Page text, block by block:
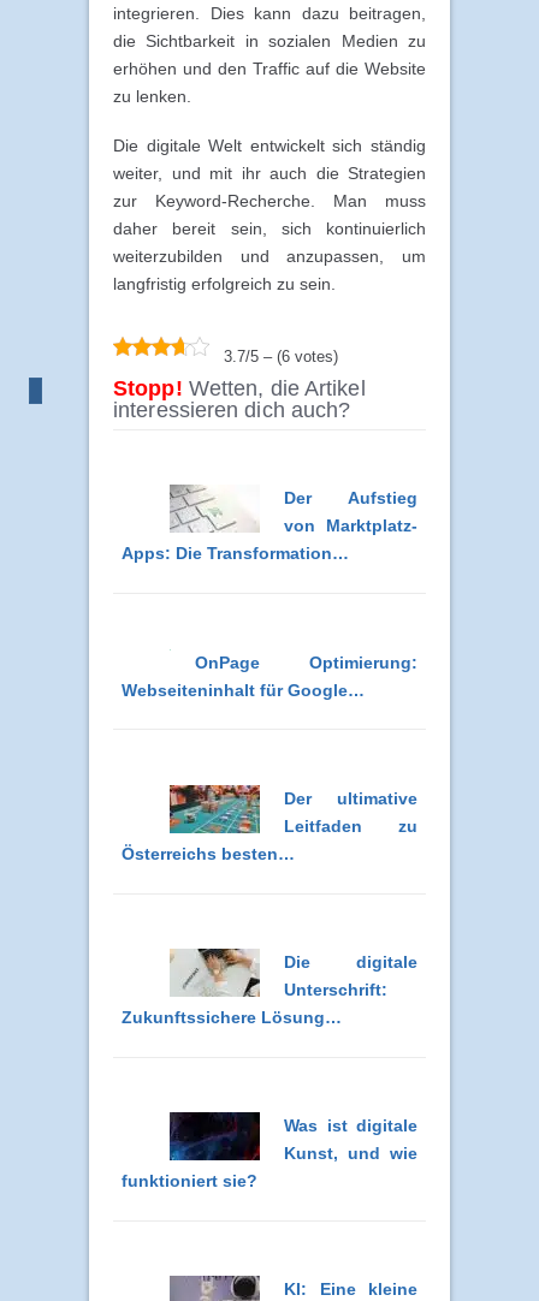
integrieren. Dies kann dazu beitragen,
die Sichtbarkeit in sozialen Medien zu
erhöhen und den Traffic auf die Website
zu lenken.
Die digitale Welt entwickelt sich ständig
weiter, und mit ihr auch die Strategien
zur Keyword-Recherche. Man muss
daher bereit sein, sich kontinuierlich
weiterzubilden und anzupassen, um
langfristig erfolgreich zu sein.
3.7/5 – (6 votes)
Stopp! Wetten, die Artikel
interessieren dich auch?
Der Aufstieg
von Marktplatz-
Apps: Die Transformation…
OnPage Optimierung:
Webseiteninhalt für Google…
Der ultimative
Leitfaden zu
Österreichs besten…
Die digitale
Unterschrift:
Zukunftssichere Lösung…
Was ist digitale
Kunst, und wie
funktioniert sie?
KI: Eine kleine